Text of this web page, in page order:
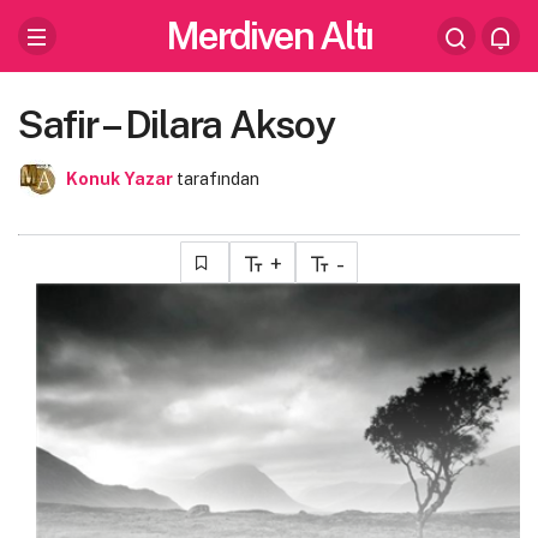
Merdiven Altı
Safir – Dilara Aksoy
Konuk Yazar tarafından
+ -